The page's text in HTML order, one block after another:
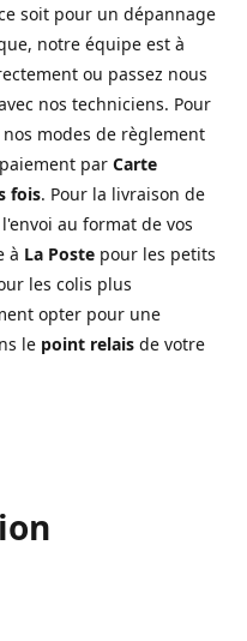
soit pour un dépannage
notre équipe est à
ou passez nous
nos techniciens. Pour
modes de règlement
par Carte
fois. Pour la livraison de
au format de vos
à La Poste pour les petits
les colis plus
opter pour une
le point relais de votre